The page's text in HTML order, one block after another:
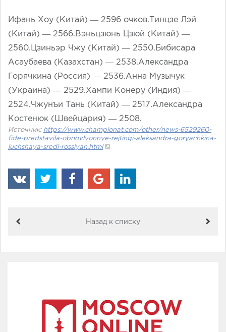
Ифань Хоу (Китай) — 2596 очков.Тинцзе Лэй
(Китай) — 2566.Вэньцзюнь Цзюй (Китай) —
2560.Цзиньэр Чжу (Китай) — 2550.Бибисара
Асаубаева (Казахстан) — 2538.Александра
Горячкина (Россия) — 2536.Анна Музычук
(Украина) — 2529.Хампи Конеру (Индия) —
2524.Чжунъи Тань (Китай) — 2517.Александра
Костенюк (Швейцария) — 2508.
Источник: https://www.championat.com/other/news-6529260-
fide-predstavila-obnovlyonnye-rejtingi-aleksandra-goryachkina-
luchshaya-sredi-rossiyan.html
Назад к списку